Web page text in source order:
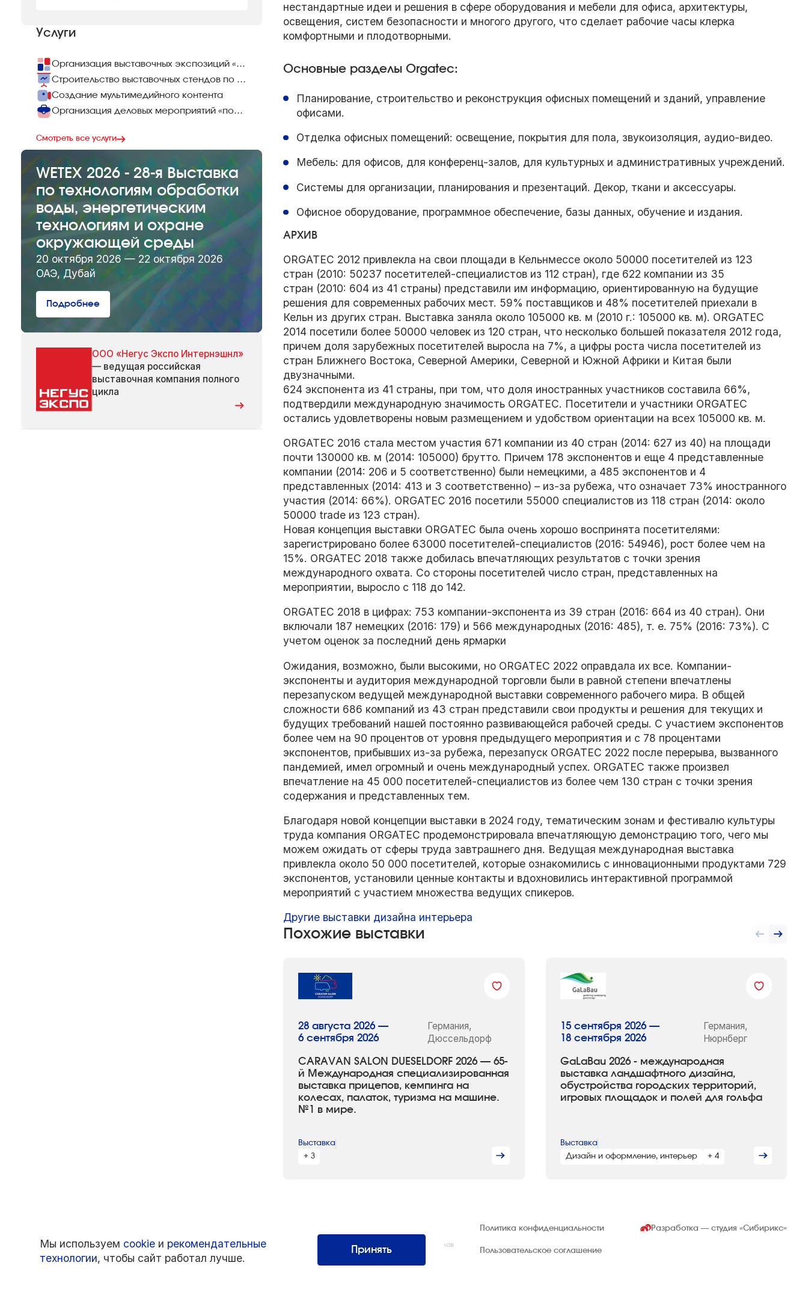
Услуги
Организация выставочных экспозиций «под ключ»
Строительство выставочных стендов по всему миру
Создание мультимедийного контента
Организация деловых мероприятий «под ключ»
Смотреть все услуги
WETEX 2026 - 28-я Выставка
по технологиям обработки
воды, энергетическим
технологиям и охране
окружающей среды
20 октября 2026 — 22 октября 2026
ОАЭ, Дубай
Подробнее
ООО «Негус Экспо Интернэшнл»
— ведущая российская
выставочная компания полного
цикла
нестандартные идеи и решения в сфере оборудования и мебели для офиса, архитектуры,
освещения, систем безопасности и многого другого, что сделает рабочие часы клерка
комфортными и плодотворными.
Основные разделы Orgatec:
Планирование, строительство и реконструкция офисных помещений и зданий, управление
офисами.
Отделка офисных помещений: освещение, покрытия для пола, звукоизоляция, аудио-видео.
Мебель: для офисов, для конференц-залов, для культурных и административных учреждений.
Системы для организации, планирования и презентаций. Декор, ткани и аксессуары.
Офисное оборудование, программное обеспечение, базы данных, обучение и издания.
АРХИВ
ORGATEC 2012 привлекла на свои площади в Кельнмессе около 50000 посетителей из 123
стран (2010: 50237 посетителей-специалистов из 112 стран), где 622 компании из 35
стран (2010: 604 из 41 страны) представили им информацию, ориентированную на будущие
решения для современных рабочих мест. 59% поставщиков и 48% посетителей приехали в
Кельн из других стран. Выставка заняла около 105000 кв. м (2010 г.: 105000 кв. м). ORGATEC
2014 посетили более 50000 человек из 120 стран, что несколько большей показателя 2012 года,
причем доля зарубежных посетителей выросла на 7%, а цифры роста числа посетителей из
стран Ближнего Востока, Северной Америки, Северной и Южной Африки и Китая были
двузначными.
624 экспонента из 41 страны, при том, что доля иностранных участников составила 66%,
подтвердили международную значимость ORGATEC. Посетители и участники ORGATEC
остались удовлетворены новым размещением и удобством ориентации на всех 105000 кв. м.
ORGATEC 2016 стала местом участия 671 компании из 40 стран (2014: 627 из 40) на площади
почти 130000 кв. м (2014: 105000) брутто. Причем 178 экспонентов и еще 4 представленные
компании (2014: 206 и 5 соответственно) были немецкими, а 485 экспонентов и 4
представленных (2014: 413 и 3 соответственно) – из-за рубежа, что означает 73% иностранного
участия (2014: 66%). ORGATEC 2016 посетили 55000 специалистов из 118 стран (2014: около
50000 trade из 123 стран).
Новая концепция выставки ORGATEC была очень хорошо воспринята посетителями:
зарегистрировано более 63000 посетителей-специалистов (2016: 54946), рост более чем на
15%. ORGATEC 2018 также добилась впечатляющих результатов с точки зрения
международного охвата. Со стороны посетителей число стран, представленных на
мероприятии, выросло с 118 до 142.
ORGATEC 2018 в цифрах: 753 компании-экспонента из 39 стран (2016: 664 из 40 стран). Они
включали 187 немецких (2016: 179) и 566 международных (2016: 485), т. е. 75% (2016: 73%). С
учетом оценок за последний день ярмарки
Ожидания, возможно, были высокими, но ORGATEC 2022 оправдала их все. Компании-
экспоненты и аудитория международной торговли были в равной степени впечатлены
перезапуском ведущей международной выставки современного рабочего мира. В общей
сложности 686 компаний из 43 стран представили свои продукты и решения для текущих и
будущих требований нашей постоянно развивающейся рабочей среды. С участием экспонентов
более чем на 90 процентов от уровня предыдущего мероприятия и с 78 процентами
экспонентов, прибывших из-за рубежа, перезапуск ORGATEC 2022 после перерыва, вызванного
пандемией, имел огромный и очень международный успех. ORGATEC также произвел
впечатление на 45 000 посетителей-специалистов из более чем 130 стран с точки зрения
содержания и представленных тем.
Благодаря новой концепции выставки в 2024 году, тематическим зонам и фестивалю культуры
труда компания ORGATEC продемонстрировала впечатляющую демонстрацию того, чего мы
можем ожидать от сферы труда завтрашнего дня. Ведущая международная выставка
привлекла около 50 000 посетителей, которые ознакомились с инновационными продуктами 729
экспонентов, установили ценные контакты и вдохновились интерактивной программой
мероприятий с участием множества ведущих спикеров.
Другие выставки дизайна интерьера
Похожие выставки
CARAVAN SALON DUESELDORF 2026 — 65-
й Международная специализированная
выставка прицепов, кемпинга на
колесах, палаток, туризма на машине.
№1 в мире.
28 августа 2026 —
6 сентября 2026
Германия,
Дюссельдорф
Выставка
+ 3
GaLaBau 2026 - международная
выставка ландшафтного дизайна,
обустройства городских территорий,
игровых площадок и полей для гольфа
15 сентября 2026 —
18 сентября 2026
Германия,
Нюрнберг
Выставка
Дизайн и оформление, интерьер
+ 4
Интернэшнл»
Все права защищены. Использование материалов
возможно только со ссылкой на источник.
Политика конфиденциальности
Пользовательское соглашение
Разработка — студия«Сибирикс»
Мы используем cookie и рекомендательные
технологии, чтобы сайт работал лучше.
Принять